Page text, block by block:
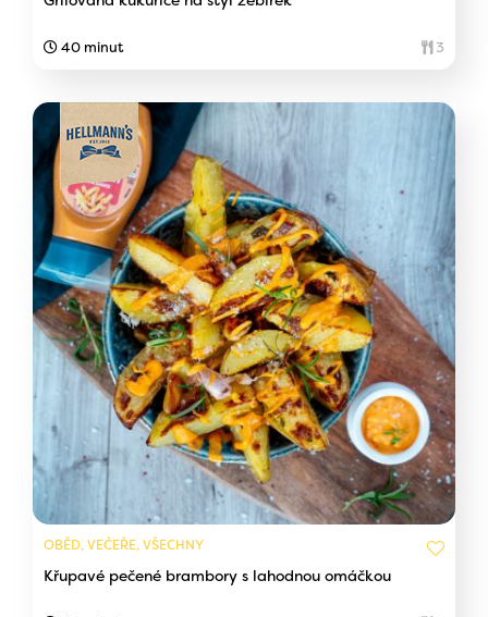
40 minut 3
OBĚD, VEČEŘE, VŠECHNY
Křupavé pečené brambory s lahodnou omáčkou